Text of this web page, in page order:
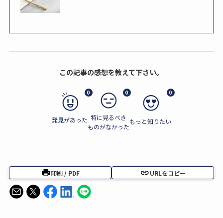
この記事の感想を教えて下さい。
0
発見があった
0
特に見るべき
ものがなかった
0
もっと知りたい
印刷 / PDF URLをコピー